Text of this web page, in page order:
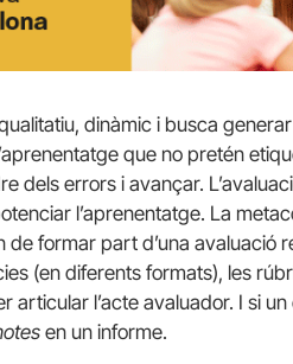
dinàmic i busca generar
que no pretén
dels errors i avançar.
l’aprenentatge. La
formar part d’una avaluació
(en diferents formats), les
articular l’acte avaluador. I si
en un informe.